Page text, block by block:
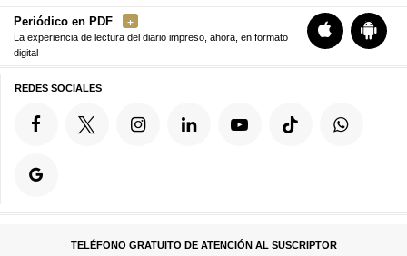
Periódico en PDF
La experiencia de lectura del diario impreso, ahora, en formato
digital
REDES SOCIALES
TELÉFONO GRATUITO DE ATENCIÓN AL SUSCRIPTOR